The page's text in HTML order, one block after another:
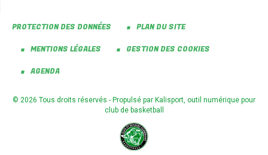
PROTECTION DES DONNÉES PLAN DU SITE
MENTIONS LÉGALES GESTION DES COOKIES
AGENDA
© 2026 Tous droits réservés - Propulsé par Kalisport, outil numérique pour
club de basketball